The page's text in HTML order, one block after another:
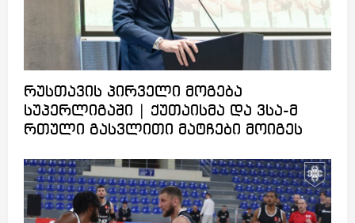
რუსთავის პირველი მოგება
სუპერლიგაში | ქუთაისმა და ვსა-მ
რთული გასვლითი მატჩები მოიგეს